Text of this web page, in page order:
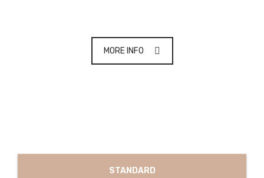
MORE INFO
STANDARD